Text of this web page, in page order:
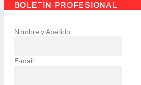
BOLETÍN PROFESIONAL
Nombre y Apellido
E-mail